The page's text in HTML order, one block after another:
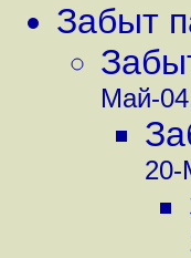
Забыт
Май-
20-